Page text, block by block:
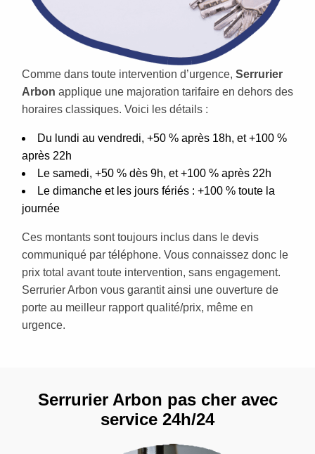
Comme dans toute intervention d’urgence, Serrurier
Arbon applique une majoration tarifaire en dehors des
horaires classiques. Voici les détails :
Du lundi au vendredi, +50 % après 18h, et +100 %
après 22h
Le samedi, +50 % dès 9h, et +100 % après 22h
Le dimanche et les jours fériés : +100 % toute la
journée
Ces montants sont toujours inclus dans le devis
communiqué par téléphone. Vous connaissez donc le
prix total avant toute intervention, sans engagement.
Serrurier Arbon vous garantit ainsi une ouverture de
porte au meilleur rapport qualité/prix, même en
urgence.
Serrurier Arbon pas cher avec
service 24h/24